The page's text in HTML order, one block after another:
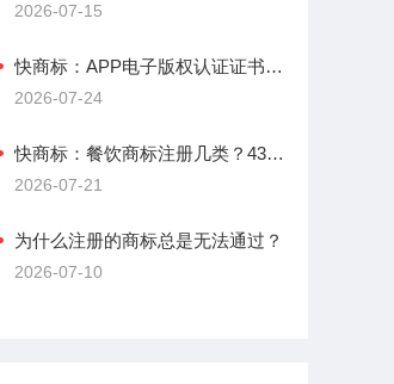
2026-07-15
快商标：APP电子版权认证证书vs软著，差异在哪？
2026-07-24
快商标：餐饮商标注册几类？43类为核心必注
2026-07-21
为什么注册的商标总是无法通过？
2026-07-10